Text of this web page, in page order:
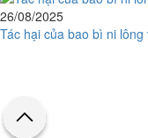
26/08/2025
Tác hại của bao bì ni